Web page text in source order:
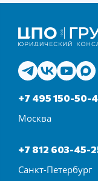
+7 495 150-50-
Москва
+7 812 603-45-
Санкт-Петербург